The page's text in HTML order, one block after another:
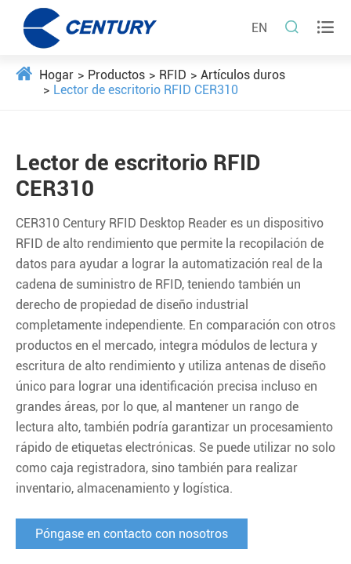
EN  
Hogar Productos RFID
Artículos duros
Lector de escritorio RFID CER310
Lector de escritorio RFID
CER310
CER310 Century RFID Desktop Reader es un dispositivo
RFID de alto rendimiento que permite la recopilación de
datos para ayudar a lograr la automatización real de la
cadena de suministro de RFID, teniendo también un
derecho de propiedad de diseño industrial
completamente independiente. En comparación con otros
productos en el mercado, integra módulos de lectura y
escritura de alto rendimiento y utiliza antenas de diseño
único para lograr una identificación precisa incluso en
grandes áreas, por lo que, al mantener un rango de
lectura alto, también podría garantizar un procesamiento
rápido de etiquetas electrónicas. Se puede utilizar no solo
como caja registradora, sino también para realizar
inventario, almacenamiento y logística.
Póngase en contacto con nosotros